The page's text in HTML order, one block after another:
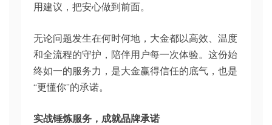
用建议，把安心做到前面。
无论问题发生在何时何地，大金都以高效、温度
和全流程的守护，陪伴用户每一次体验。这份始
终如一的服务力，是大金赢得信任的底气，也是
“更懂你”的承诺。
实战锤炼服务，成就品牌承诺